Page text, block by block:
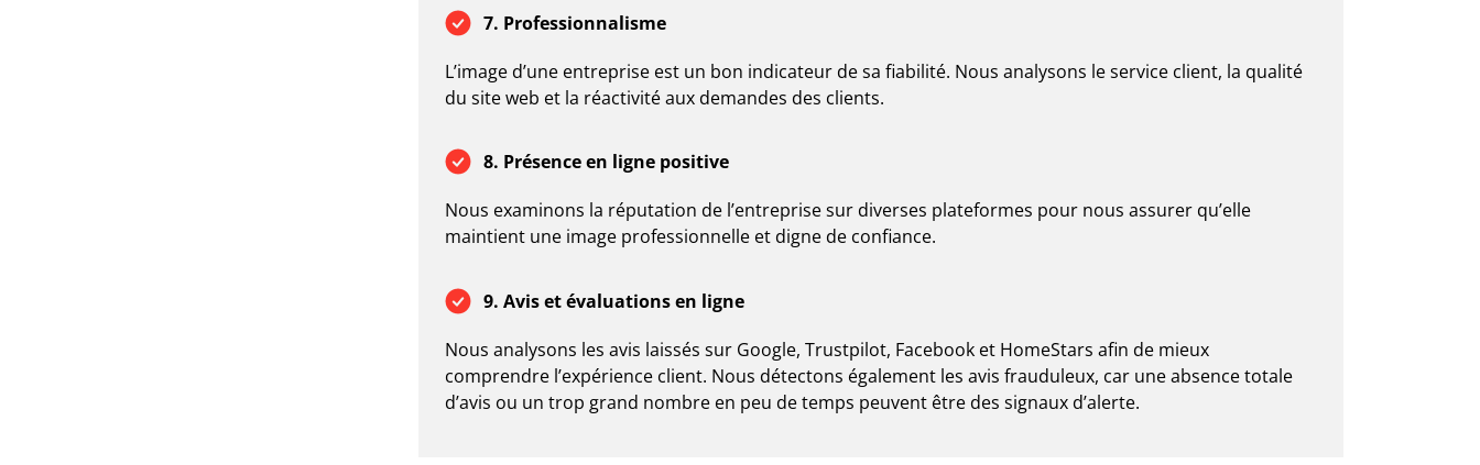
7. Professionnalisme
L’image d’une entreprise est un bon indicateur de sa fiabilité. Nous analysons le service client, la qualité
du site web et la réactivité aux demandes des clients.
8. Présence en ligne positive
Nous examinons la réputation de l’entreprise sur diverses plateformes pour nous assurer qu’elle
maintient une image professionnelle et digne de confiance.
9. Avis et évaluations en ligne
Nous analysons les avis laissés sur Google, Trustpilot, Facebook et HomeStars afin de mieux
comprendre l’expérience client. Nous détectons également les avis frauduleux, car une absence totale
d’avis ou un trop grand nombre en peu de temps peuvent être des signaux d’alerte.